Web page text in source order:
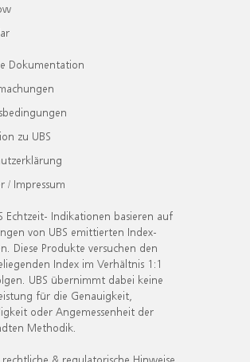
Dokumentation
zu UBS
/ Impressum
Echtzeit- Indikationen basieren auf
von UBS emittierten Index-
Diese Produkte versuchen den
Index im Verhältnis 1:1
UBS übernimmt dabei keine
für die Genauigkeit,
oder Angemessenheit der
Methodik.